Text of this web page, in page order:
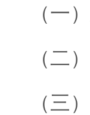
（一
（二
（三